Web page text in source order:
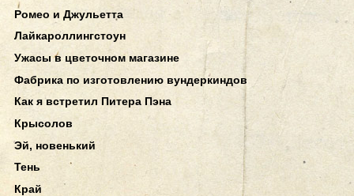
Ромео и Джульетта
Лайкароллингстоун
Ужасы в цветочном магазине
Фабрика по изготовлению вундеркиндов
Как я встретил Питера Пэна
Крысолов
Эй, новенький
Тень
Край